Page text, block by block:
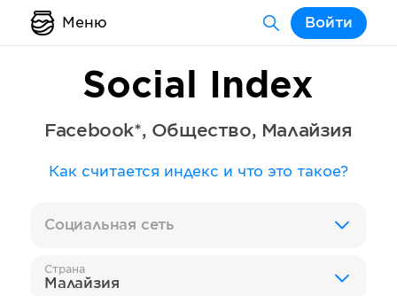
Меню Войти
Social Index
Facebook*, Общество, Малайзия
Как считается индекс и что это такое?
Социальная сеть
Страна
Малайзия